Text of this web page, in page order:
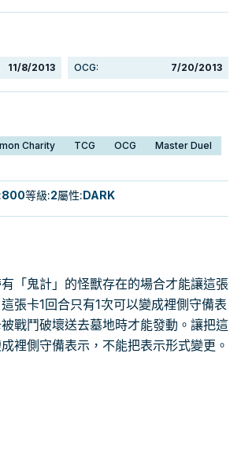
11/8/2013 OCG: 7/20/2013
Charity TCG OCG Master Duel
:800等級:2屬性:DARK
「鬼計」的怪獸存在的場合才能讓這張
張卡1回合只有1次可以變成裡側守備表
戰鬥破壞送去墓地時才能發動。讓把這
裡側守備表示，不能把表示形式變更。